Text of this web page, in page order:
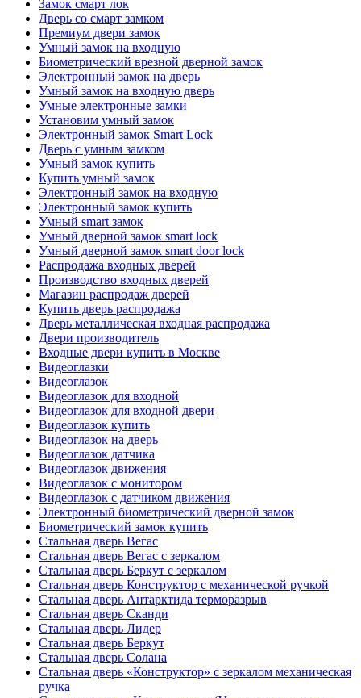
Замок смарт лок
Дверь со смарт замком
Премиум двери замок
Умный замок на входную
Биометрический врезной дверной замок
Электронный замок на дверь
Умный замок на входную дверь
Умные электронные замки
Установим умный замок
Электронный замок Smart Lock
Дверь с умным замком
Умный замок купить
Купить умный замок
Электронный замок на входную
Электронный замок купить
Умный smart замок
Умный дверной замок smart lock
Умный дверной замок smart door lock
Распродажа входных дверей
Производство входных дверей
Магазин распродаж дверей
Купить дверь распродажа
Дверь металлическая входная распродажа
Двери производитель
Входные двери купить в Москве
Видеоглазки
Видеоглазок
Видеоглазок для входной
Видеоглазок для входной двери
Видеоглазок купить
Видеоглазок на дверь
Видеоглазок датчика
Видеоглазок движения
Видеоглазок с монитором
Видеоглазок с датчиком движения
Электронный биометрический дверной замок
Биометрический замок купить
Стальная дверь Вегас
Стальная дверь Вегас с зеркалом
Стальная дверь Беркут с зеркалом
Стальная дверь Конструктор с механической ручкой
Стальная дверь Антарктида терморазрыв
Стальная дверь Сканди
Стальная дверь Лидер
Стальная дверь Беркут
Стальная дверь Солана
Стальная дверь «Конструктор» с зеркалом механическая
ручка